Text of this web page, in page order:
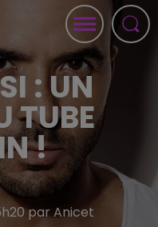
: UN
TUBE
!
par Anicet